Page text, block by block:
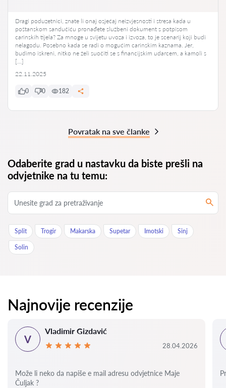
Dragi poduzetnici, znate li onaj osjećaj neizvjesnosti i stresa kada u
poštanskom sandučiću pronađete službeni dokument s potpisom
carinskih tijela? Za mnoge u svijetu uvoza i izvoza, to je scenarij koji budi
nelagodu. Posebno kada se radi o mogućim carinskim kaznama. Jer,
budimo iskreni, nitko ne želi suočiti se s financijskim udarcem, a kamoli s
[…]
22.11.2025
0 0 182
Povratak na sve članke
Odaberite grad u nastavku da biste prešli na
odvjetnike na tu temu:
Split Trogir Makarska Supetar Imotski Sinj
Solin
Najnovije recenzije
V
Vladimir Gizdavić
28.04.2026
Može li neko da napiše e mail adresu odvjetnice Maje
Čuljak ?